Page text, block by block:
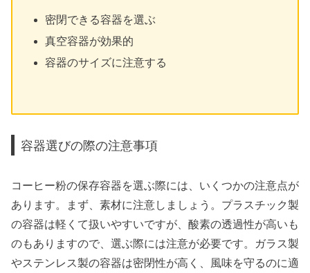
密閉できる容器を選ぶ
真空容器が効果的
容器のサイズに注意する
容器選びの際の注意事項
コーヒー粉の保存容器を選ぶ際には、いくつかの注意点が
あります。まず、素材に注意しましょう。プラスチック製
の容器は軽くて扱いやすいですが、酸素の透過性が高いも
のもありますので、選ぶ際には注意が必要です。ガラス製
やステンレス製の容器は密閉性が高く、風味を守るのに適